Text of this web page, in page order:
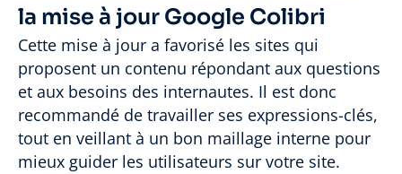
la mise à jour Google Colibri
Cette mise à jour a favorisé les sites qui
proposent un contenu répondant aux questions
et aux besoins des internautes. Il est donc
recommandé de travailler ses expressions-clés,
tout en veillant à un bon maillage interne pour
mieux guider les utilisateurs sur votre site.